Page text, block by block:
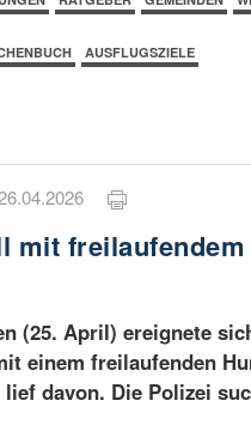
AUSFLUGSZIELE
26.04.2026
mit
(25. April) ereignete
einem freilaufenden
davon. Die Polizei